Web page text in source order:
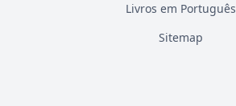
Livros em Português
Sitemap